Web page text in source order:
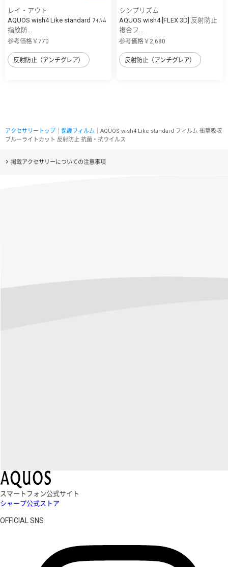
レイ・アウト
AQUOS wish4 Like standard ﾌｨﾙﾑ
指紋防...
参考価格￥770
反射防止（アンチグレア）
シンプリズム
AQUOS wish4 [FLEX 3D] 反射防止
複合フ...
参考価格￥2,680
反射防止（アンチグレア）
アクセサリートップ 保護フィルム ｜AQUOS wish4 Like standard フィルム 衝撃吸収
ブルーライトカット 反射防止 抗菌・抗ウイルス
掲載アクセサリーについての注意事項
スマートフォン公式サイト
シャープ公式ストア
OFFICIAL SNS